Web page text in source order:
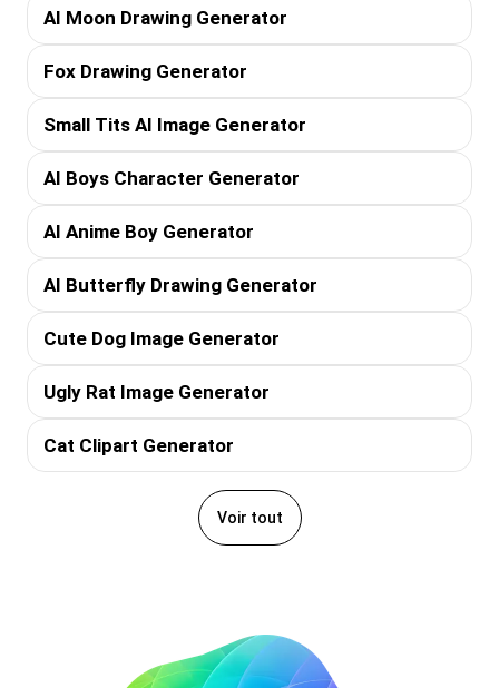
AI Moon Drawing Generator
Fox Drawing Generator
Small Tits AI Image Generator
AI Boys Character Generator
AI Anime Boy Generator
AI Butterfly Drawing Generator
Cute Dog Image Generator
Ugly Rat Image Generator
Cat Clipart Generator
Voir tout